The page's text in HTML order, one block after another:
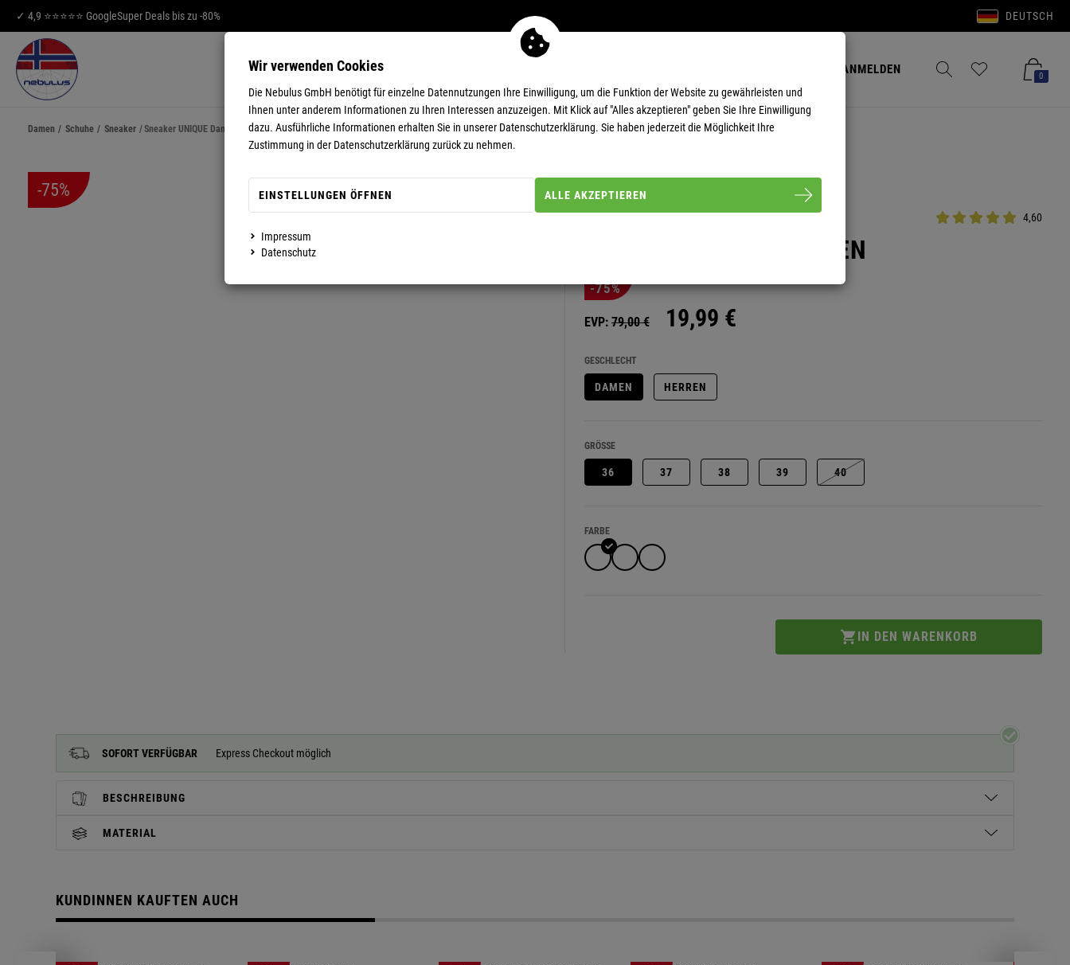
✓ 4,9 ⭐⭐⭐⭐⭐ GoogleSuper Deals bis zu -80% DEUTSCH
HERREN DAMEN AnmeldenANMELDEN Merkzettel aufklappenWarenkorb
0
Damen / Schuhe / Sneaker /Sneaker UNIQUE Damen
-75%
MEHR ANZEIGEN
Artikel-Nummer: 30000215 4,60
SNEAKER UNIQUE DAMEN
-75%
EVP: 79,00 € 19,99 €
GESCHLECHT
DAMEN HERREN
GRÖSSE
36 37 38 39 40
FARBE
SOFORT VERFÜGBAR Express Checkout möglich
BESCHREIBUNG
MATERIAL
KUNDINNEN KAUFTEN AUCH
Wir verwenden Cookies
Die Nebulus GmbH benötigt für einzelne Datennutzungen Ihre Einwilligung, um die Funktion der Website zu gewährleisten und
Ihnen unter anderem Informationen zu Ihren Interessen anzuzeigen. Mit Klick auf "Alles akzeptieren" geben Sie Ihre Einwilligung
dazu. Ausführliche Informationen erhalten Sie in unserer Datenschutzerklärung. Sie haben jederzeit die Möglichkeit Ihre
Zustimmung in der Datenschutzerklärung zurück zu nehmen.
EINSTELLUNGEN ÖFFNEN ALLE AKZEPTIEREN
Impressum
Datenschutz